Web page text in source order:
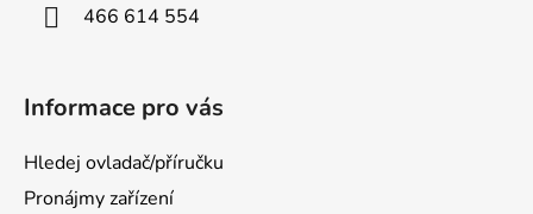
466 614 554
Informace pro vás
Hledej ovladač/příručku
Pronájmy zařízení